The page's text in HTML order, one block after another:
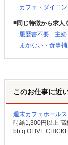
カフェ・ダイニ
同じ特徴から求人
履歴書不要
主
まかない・食事
このお仕事に近
週末カフェホール
bb.q OLIVE